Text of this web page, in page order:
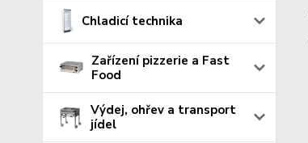
Chladicí technika
Zařízení pizzerie a Fast
Food
Výdej, ohřev a transport
jídel